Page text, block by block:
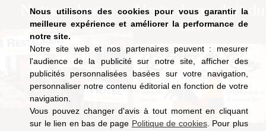
Nous utilisons des cookies pour vous garantir la
meilleure expérience et améliorer la performance de
notre site.
Notre site web et nos partenaires peuvent : mesurer
l'audience de la publicité sur notre site, afficher des
publicités personnalisées basées sur votre navigation,
personnaliser notre contenu éditorial en fonction de votre
navigation.
Vous pouvez changer d'avis à tout moment en cliquant
sur le lien en bas de page Politique de cookies. Pour plus
Notre auberge
Vente de produit du
terroir